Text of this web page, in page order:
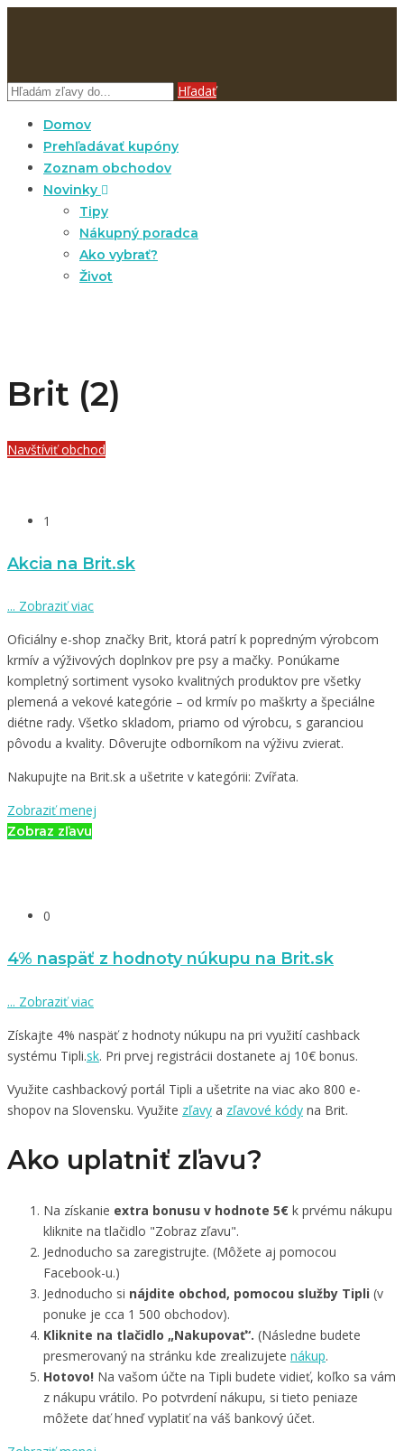
Hľadať
Domov
Prehľadávať kupóny
Zoznam obchodov
Novinky
Tipy
Nákupný poradca
Ako vybrať?
Život
Brit (2)
Navštíviť obchod
1
Akcia na Brit.sk
... Zobraziť viac
Oficiálny e-shop značky Brit, ktorá patrí k popredným výrobcom
krmív a výživových doplnkov pre psy a mačky. Ponúkame
kompletný sortiment vysoko kvalitných produktov pre všetky
plemená a vekové kategórie – od krmív po maškrty a špeciálne
diétne rady. Všetko skladom, priamo od výrobcu, s garanciou
pôvodu a kvality. Dôverujte odborníkom na výživu zvierat.
Nakupujte na Brit.sk a ušetrite v kategórii: Zvířata.
Zobraziť menej
Zobraz zľavu
0
4% naspäť z hodnoty núkupu na Brit.sk
... Zobraziť viac
Získajte 4% naspäť z hodnoty núkupu na pri využití cashback
systému Tipli.sk. Pri prvej registrácii dostanete aj 10€ bonus.
Využite cashbackový portál Tipli a ušetrite na viac ako 800 e-
shopov na Slovensku. Využite zľavy a zľavové kódy na Brit.
Ako uplatniť zľavu?
Na získanie extra bonusu v hodnote 5€ k prvému nákupu
kliknite na tlačidlo "Zobraz zľavu".
Jednoducho sa zaregistrujte. (Môžete aj pomocou
Facebook-u.)
Jednoducho si nájdite obchod, pomocou služby Tipli (v
ponuke je cca 1 500 obchodov).
Kliknite na tlačidlo „Nakupovať“. (Následne budete
presmerovaný na stránku kde zrealizujete nákup.
Hotovo! Na vašom účte na Tipli budete vidieť, koľko sa vám
z nákupu vrátilo. Po potvrdení nákupu, si tieto peniaze
môžete dať hneď vyplatiť na váš bankový účet.